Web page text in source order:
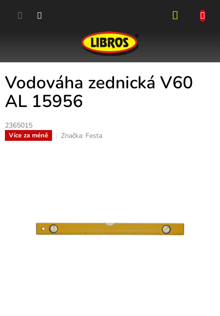
Vodováha zednická V60
AL 15956
2365015
Více za méně Značka: Festa